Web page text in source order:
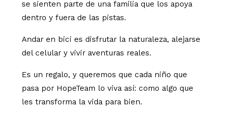
se sienten parte de una familia que los apoya
dentro y fuera de las pistas.
Andar en bici es disfrutar la naturaleza, alejarse
del celular y vivir aventuras reales.
Es un regalo, y queremos que cada niño que
pasa por HopeTeam lo viva así: como algo que
les transforma la vida para bien.